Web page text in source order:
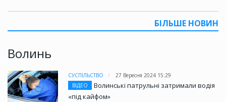
БІЛЬШЕ НОВИН
Волинь
СУСПІЛЬСТВО
27 Вересня 2024 15:29
ВІДЕО
Волинські патрульні затримали водія
«під кайфом»